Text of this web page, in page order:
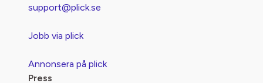
support@plick.se
Jobb via plick
Annonsera på plick
Press